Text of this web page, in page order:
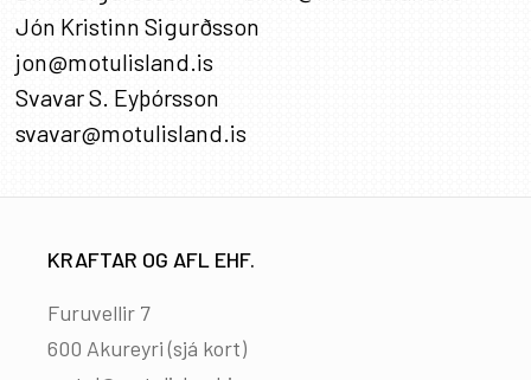
Nafn
Jón Kristinn Sigurðsson
jon@motulisland.is
Nafn
Svavar S. Eyþórsson
svavar@motulisland.is
KRAFTAR OG AFL EHF.
Furuvellir 7
600 Akureyri (sjá kort)